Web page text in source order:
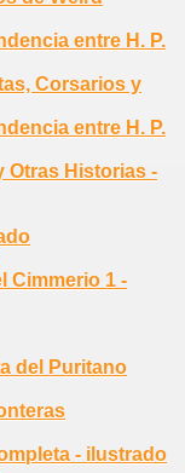
entre H. P.
Corsarios y
entre H. P.
Otras Historias -
Cimmerio 1 -
del Puritano
- ilustrado